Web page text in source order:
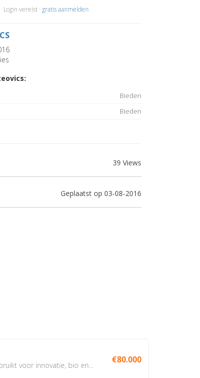
Login vereist · gratis aanmelden
Bieden
Bieden
39 Views
Geplaatst op 03-08-2016
voor innovatie, bio en...
€80.000